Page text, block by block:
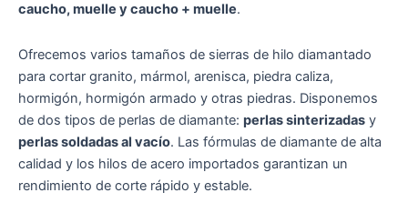
caucho, muelle y caucho + muelle.
Ofrecemos varios tamaños de sierras de hilo diamantado
para cortar granito, mármol, arenisca, piedra caliza,
hormigón, hormigón armado y otras piedras. Disponemos
de dos tipos de perlas de diamante: perlas sinterizadas y
perlas soldadas al vacío. Las fórmulas de diamante de alta
calidad y los hilos de acero importados garantizan un
rendimiento de corte rápido y estable.